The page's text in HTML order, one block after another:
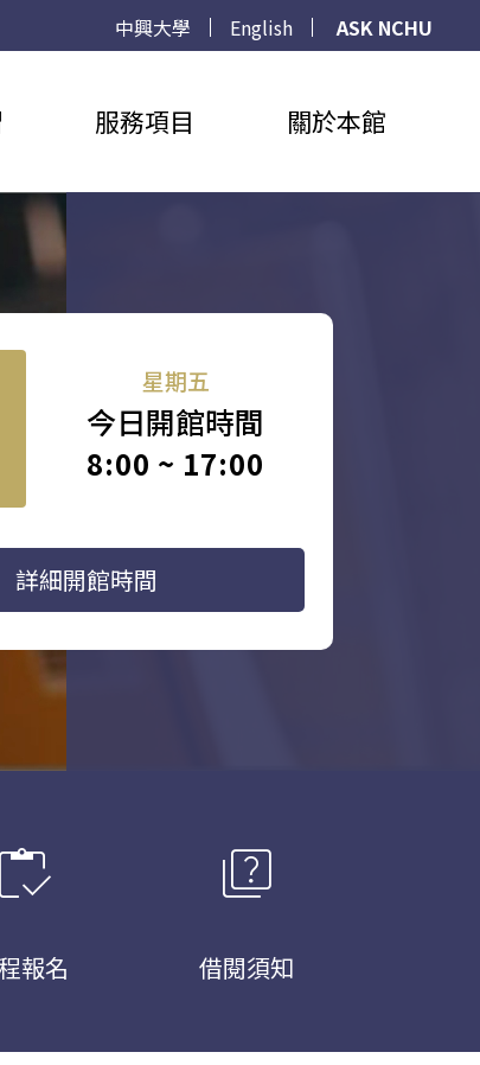
中興大學 English
ASK NCHU
服務項目 關於本館
星期五
今日開館時間
8:00 ~ 17:00
詳細開館時間
inventory
報名
quiz
借閱須知